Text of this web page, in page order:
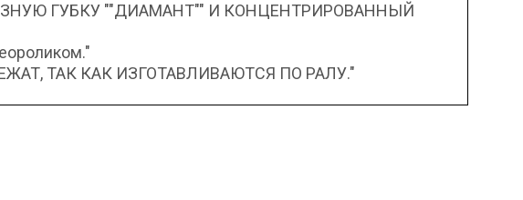
ГУБКУ ""ДИАМАНТ"" И КОНЦЕНТРИРОВАННЫЙ
ТАК КАК ИЗГОТАВЛИВАЮТСЯ ПО РАЛУ."